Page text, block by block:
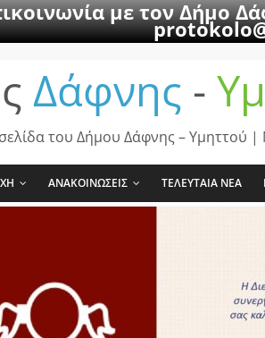
με τον Δήμο
Δάφνης -
του Δήμου Δάφνης – Υμηττού |
ΑΝΑΚΟΙΝΩΣΕΙΣ ΤΕΛΕΥΤΑΙΑ ΝΕΑ